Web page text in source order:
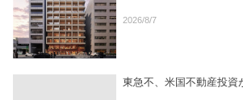
2026/8/7
東急不、米国不動産投資